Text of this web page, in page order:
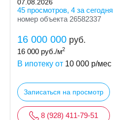
07.08.2026
45 просмотров, 4 за сегодня
номер объекта 26582337
16 000 000 руб.
16 000 руб./м2
В ипотеку от 10 000 р/мес
Записаться на просмотр
8 (928) 411-79-51